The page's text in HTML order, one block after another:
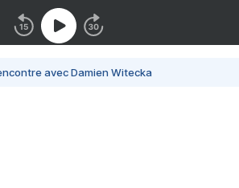
avec Damien Witecka